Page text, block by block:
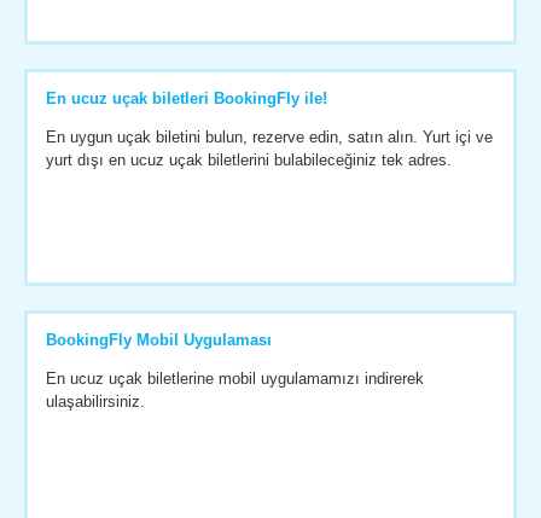
En ucuz uçak biletleri BookingFly ile!
En uygun uçak biletini bulun, rezerve edin, satın alın. Yurt içi ve
yurt dışı en ucuz uçak biletlerini bulabileceğiniz tek adres.
BookingFly Mobil Uygulaması
En ucuz uçak biletlerine mobil uygulamamızı indirerek
ulaşabilirsiniz.